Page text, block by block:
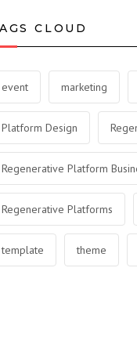
CLOUD
event marketing
Platform Design
Regenerative Platform
Regenerative Platforms
template theme